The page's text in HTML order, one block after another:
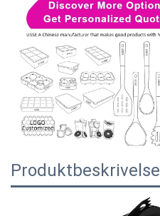
Produktbeskrivelse